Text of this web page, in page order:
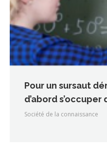
Pour un sursaut
d’abord
Société de la connaissance